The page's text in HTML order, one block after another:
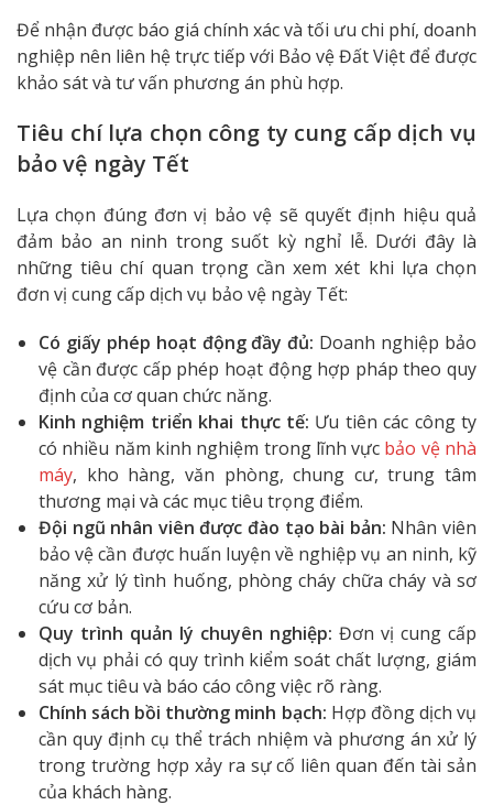
Để nhận được báo giá chính xác và tối ưu chi phí, doanh
nghiệp nên liên hệ trực tiếp với Bảo vệ Đất Việt để được
khảo sát và tư vấn phương án phù hợp.
Tiêu chí lựa chọn công ty cung cấp dịch vụ
bảo vệ ngày Tết
Lựa chọn đúng đơn vị bảo vệ sẽ quyết định hiệu quả
đảm bảo an ninh trong suốt kỳ nghỉ lễ. Dưới đây là
những tiêu chí quan trọng cần xem xét khi lựa chọn
đơn vị cung cấp dịch vụ bảo vệ ngày Tết:
Có giấy phép hoạt động đầy đủ: Doanh nghiệp bảo
vệ cần được cấp phép hoạt động hợp pháp theo quy
định của cơ quan chức năng.
Kinh nghiệm triển khai thực tế: Ưu tiên các công ty
có nhiều năm kinh nghiệm trong lĩnh vực bảo vệ nhà
máy, kho hàng, văn phòng, chung cư, trung tâm
thương mại và các mục tiêu trọng điểm.
Đội ngũ nhân viên được đào tạo bài bản: Nhân viên
bảo vệ cần được huấn luyện về nghiệp vụ an ninh, kỹ
năng xử lý tình huống, phòng cháy chữa cháy và sơ
cứu cơ bản.
Quy trình quản lý chuyên nghiệp: Đơn vị cung cấp
dịch vụ phải có quy trình kiểm soát chất lượng, giám
sát mục tiêu và báo cáo công việc rõ ràng.
Chính sách bồi thường minh bạch: Hợp đồng dịch vụ
cần quy định cụ thể trách nhiệm và phương án xử lý
trong trường hợp xảy ra sự cố liên quan đến tài sản
của khách hàng.